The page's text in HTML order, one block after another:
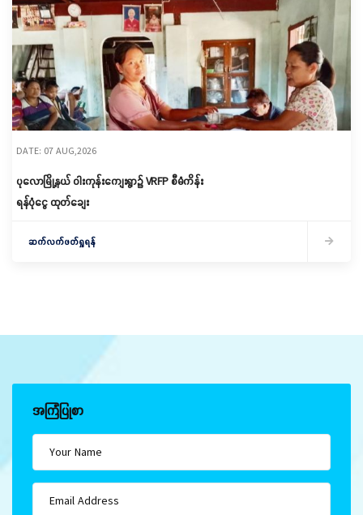
DATE: 07 AUG,2026
ပုလောမြို့နယ် ဝါးကုန်းကျေးရွာ၌ ‌VRFP စီမံကိန်း
ရန်ပုံငွေ ထုတ်ချေး
ဆက်လက်ဖတ်ရှုရန်
အကြံပြုစာ